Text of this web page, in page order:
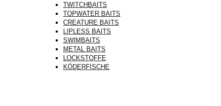
TWITCHBAITS
TOPWATER BAITS
CREATURE BAITS
LIPLESS BAITS
SWIMBAITS
METAL BAITS
LOCKSTOFFE
KÖDERFISCHE